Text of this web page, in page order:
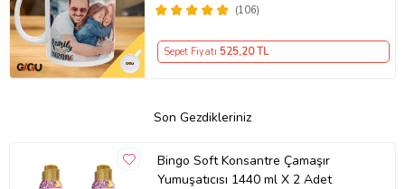
(106)
Sepet Fiyatı 525,20 TL
Son Gezdikleriniz
Bingo Soft Konsantre Çamaşır
Yumuşatıcısı 1440 ml X 2 Adet